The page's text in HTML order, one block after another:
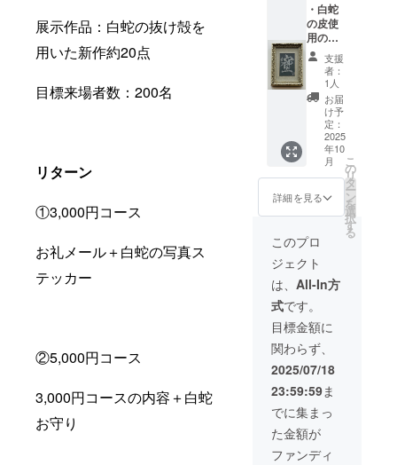
展示作品：白蛇の抜け殻を
用いた新作約20点
目標来場者数：200名
リターン
①3,000円コース
お礼メール＋白蛇の写真ス
テッカー
②5,000円コース
3,000円コースの内容＋白蛇
お守り
・白蛇
の皮使
用の一
点物
アート
（ハガ
キサイ
ズ額
装） ※
文字を
選ぶこ
とはで
きませ
ん
支援
者：
1人
お届
け予
定：
2025
年10
月
詳細を見る
こ
の
リ
タ
ー
ン
を
選
択
す
る
このプロ
ジェクト
は、 All-In方
式です。
目標金額に
関わらず、
2025/07/18
23:59:59ま
でに集まっ
た金額が
ファンディ